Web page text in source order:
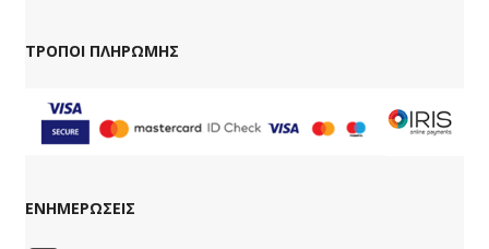
ΤΡΟΠΟΙ ΠΛΗΡΩΜΗΣ
ΕΝΗΜΕΡΩΣΕΙΣ